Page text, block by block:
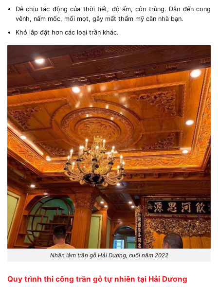
Dễ chịu tác động của thời tiết, độ ẩm, côn trùng. Dẫn đến cong
vênh, nấm mốc, mối mọt, gây mất thẩm mỹ căn nhà bạn.
Khó lắp đặt hơn các loại trần khác.
Nhận làm trần gỗ Hải Dương, cuối năm 2022
Quy trình thi công trần gỗ tự nhiên tại Hải Dương